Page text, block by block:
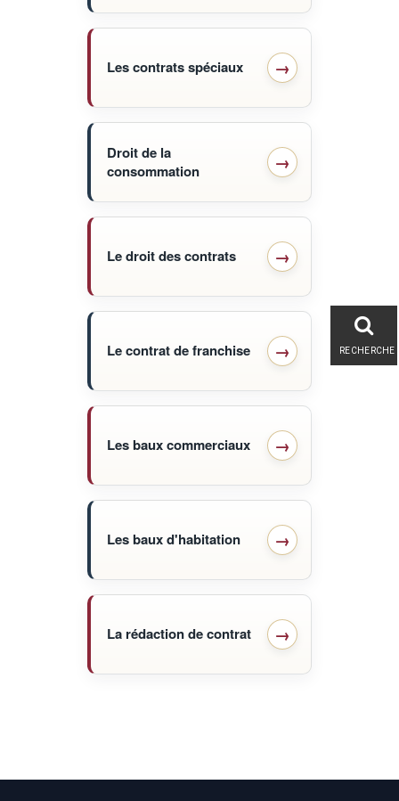
Les contrats spéciaux
Droit de la
consommation
Le droit des contrats
Le contrat de franchise
Les baux commerciaux
Les baux d'habitation
La rédaction de contrat
RECHERCHE